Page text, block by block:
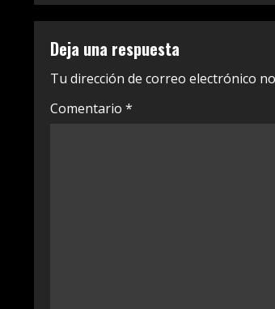
t
i
n
Deja una respuesta
Tu dirección de correo electrónico
Comentario *